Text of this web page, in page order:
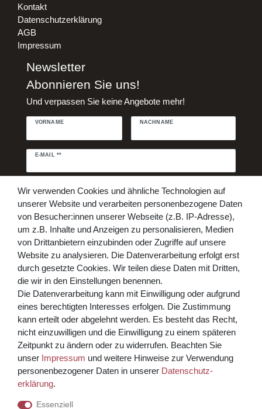
Kontakt
Datenschutzerklärung
AGB
Impressum
Newsletter
Abonnieren Sie uns!
Und verpassen Sie keine Angebote mehr!
VORNAME NACHNAME
E-MAIL **
Newsletter
Hiermit bestätige ich, dass ich dieDaten­schutz­erklärung
Abonnieren
** Hierbei handelt es sich um ein Pflichtfeld.
Bezahlen Sie bequem per
Kreditkarte über PayPal Funktion
Wir versenden mit
Wir verwenden Cookies und ähnliche Technologien auf
unserer Website und verarbeiten personenbezogene Daten
von Besucher:innen unserer Webseite (z.B. IP-Adresse),
um z.B. Inhalte und Anzeigen zu personalisieren, Medien
von Drittanbietern einzubinden oder Zugriffe auf unsere
Website zu analysieren. Die Datenverarbeitung erfolgt erst
durch gesetzte Cookies. Wir teilen diese Daten mit Dritten,
die wir in den Einstellungen benennen.
Die Datenverarbeitung kann mit Einwilligung oder aufgrund
eines berechtigten Interesses erfolgen. Die Zustimmung
kann erteilt oder abgelehnt werden. Es besteht das Recht,
nicht einzuwilligen und die Einwilligung zu einem späteren
Zeitpunkt zu ändern oder zu widerrufen. Beachten Sie
unser Impressum und weitere Hinweise zur Verwendung
personenbezogener Daten in unserer Daten­schutz­
erklärung.
Essenziell